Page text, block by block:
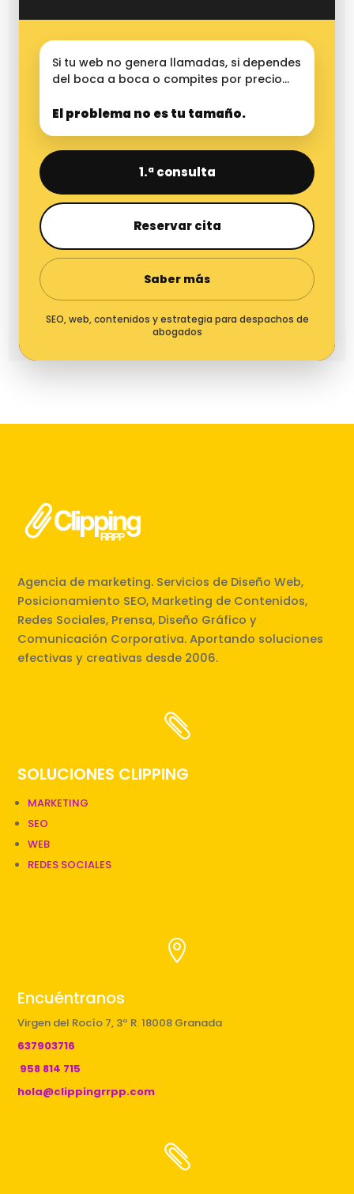
Si tu web no genera llamadas, si dependes
del boca a boca o compites por precio…
El problema no es tu tamaño.
1.ª consulta
Reservar cita
Saber más
SEO, web, contenidos y estrategia para despachos de
abogados
Agencia de marketing. Servicios de Diseño Web,
Posicionamiento SEO, Marketing de Contenidos,
Redes Sociales, Prensa, Diseño Gráfico y
Comunicación Corporativa. Aportando soluciones
efectivas y creativas desde 2006.

SOLUCIONES CLIPPING
MARKETING
SEO
WEB
REDES SOCIALES

Encuéntranos
Virgen del Rocío 7, 3º R. 18008 Granada
637903716
958 814 715
hola@clippingrrpp.com
